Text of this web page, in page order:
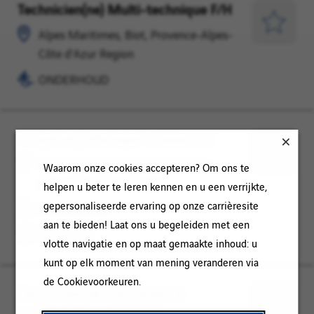
Waarom onze cookies accepteren? Om ons te
helpen u beter te leren kennen en u een verrijkte,
gepersonaliseerde ervaring op onze carrièresite
aan te bieden! Laat ons u begeleiden met een
vlotte navigatie en op maat gemaakte inhoud: u
kunt op elk moment van mening veranderen via
de Cookievoorkeuren.
Technicien(ne) Multi-technique F/H
Alpes Maritimes, Biot, Provence-Alpes-
Côte d'Azur Region
Alpes
Maritimes,
Biot,
Alpes-ONDERHOUD
ONDERHOUD
Alpes Maritimes, Grasse, Provence-
Alpes-Côte d'Azur Region
Grasse,
Provence-
Alpes-
d'Azur
Region
ONDERHOUD
Permanent
Provence-